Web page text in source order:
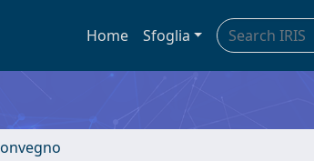
Home Sfoglia